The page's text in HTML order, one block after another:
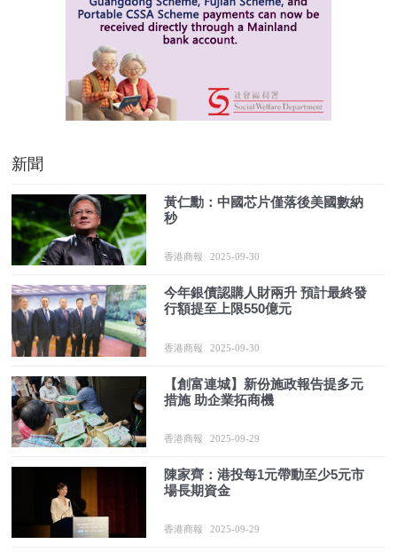
新聞
黃仁勳：中國芯片僅落後美國數納
秒
香港商報 2025-09-30
今年銀債認購人財兩升 預計最終發
行額提至上限550億元
香港商報 2025-09-30
【創富連城】新份施政報告提多元
措施 助企業拓商機
香港商報 2025-09-29
陳家齊：港投每1元帶動至少5元市
場長期資金
香港商報 2025-09-29